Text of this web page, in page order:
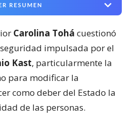
RESUMEN
Carolina Tohá cuestionó
impulsada por el
Kast, particularmente la
para modificar la
como deber del Estado la
de las personas.